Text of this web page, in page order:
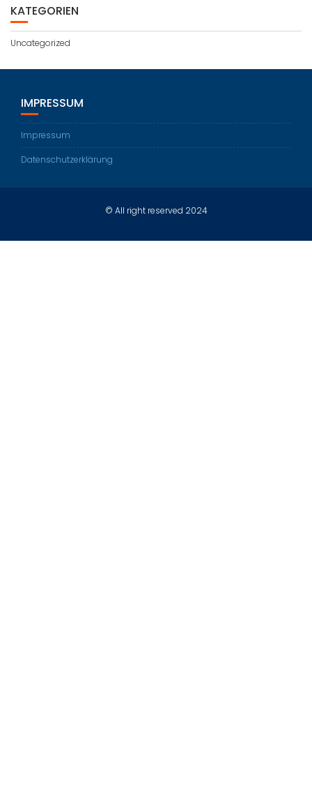
KATEGORIEN
Uncategorized
IMPRESSUM
Impressum
Datenschutzerklärung
© All right reserved 2024